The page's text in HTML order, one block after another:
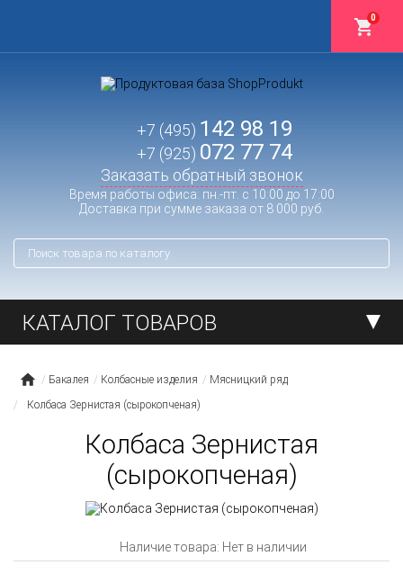
0
+7 (495) 142 98 19
+7 (925) 072 77 74
Заказать обратный звонок
Время работы офиса: пн.-пт. с 10:00 до 17:00
Доставка при сумме заказа от 8 000 руб.
КАТАЛОГ ТОВАРОВ
Бакалея Колбасные изделия
Мясницкий ряд
Колбаса Зернистая (сырокопченая)
Колбаса Зернистая
(сырокопченая)
Наличие товара: Нет в наличии